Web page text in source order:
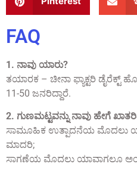
FAQ
1. ನಾವು ಯಾರು?
ತಯಾರಕ – ಚೀನಾ ಫ್ಯಾಕ್ಟರಿ
11-50 ಜನರಿದ್ದಾರೆ.
2. ಗುಣಮಟ್ಟವನ್ನು ನಾವು ಹೇಗೆ
ಸಾಮೂಹಿಕ ಉತ್ಪಾದನೆಯ ಮೊದಲು
ಮಾದರಿ;
ಸಾಗಣೆಯ ಮೊದಲು ಯಾವಾಗಲೂ